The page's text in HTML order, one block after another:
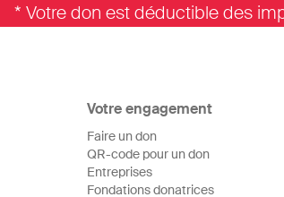
* Votre don est déductible des
Votre engagement
Faire un don
QR-code pour un don
Entreprises
Fondations donatrices